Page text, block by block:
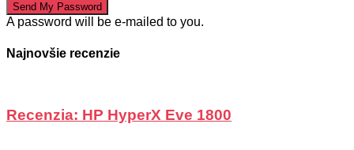
A password will be e-mailed to you.
Najnovšie recenzie
Recenzia: HP HyperX Eve 1800